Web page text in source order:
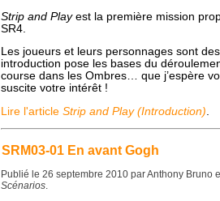
Strip and Playest la première mission
SR4.
Les joueurs et leurs personnages sont
introduction pose les bases du
course dans les Ombres… que j’espère
suscite votre intérêt !
Lire l'article Strip and Play (Introduction)
SRM03-01 En avant Gogh
Publié le 26 septembre 2010 par Anthony Bruno
Scénarios.